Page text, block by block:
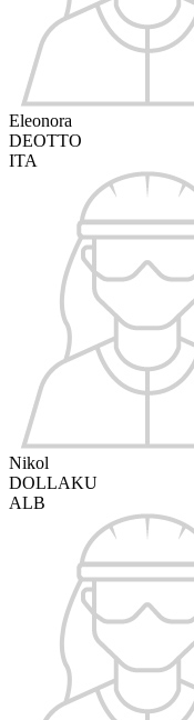
Eleonora
DEOTTO
ITA
Nikol
DOLLAKU
ALB